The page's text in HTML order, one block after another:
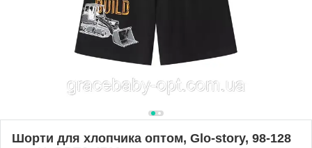
Шорти для хлопчика оптом, Glo-story, 98-128